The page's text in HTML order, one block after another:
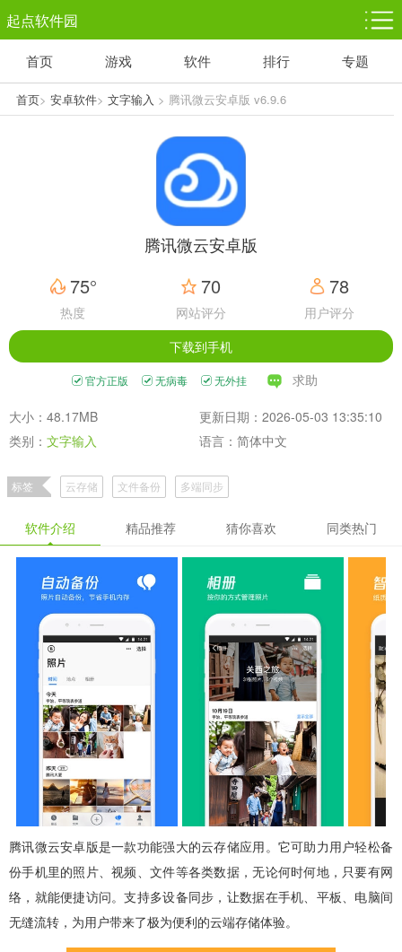
起点软件园
塔防游戏
1千+款游戏
休闲益智
1万+款游戏
体育竞技
5百+款游戏
赛车竞速
3百+款游戏
首页 游戏 软件 排行 专题
首页> 安卓软件> 文字输入 > 腾讯微云安卓版 v6.9.6
腾讯微云安卓版
75°
热度
70
网站评分
78
用户评分
下载到手机
官方正版 无病毒 无外挂 求助
大小：48.17MB
更新日期：2026-05-03 13:35:10
类别： 文字输入 语言：简体中文
标签 云存储 文件备份 多端同步
软件介绍 精品推荐 猜你喜欢 同类热门
腾讯微云安卓版是一款功能强大的云存储应用。它可助力用户轻松备
份手机里的照片、视频、文件等各类数据，无论何时何地，只要有网
络，就能便捷访问。支持多设备同步，让数据在手机、平板、电脑间
无缝流转，为用户带来了极为便利的云端存储体验。